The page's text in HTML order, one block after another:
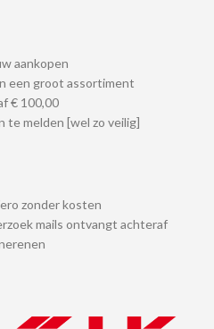
aankopen
een groot assortiment
€ 100,00
te melden [wel zo veilig]
zonder kosten
mails ontvangt achteraf